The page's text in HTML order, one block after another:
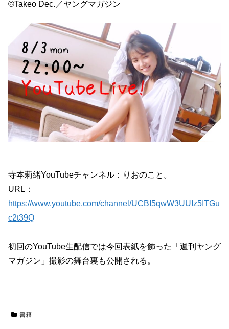
©Takeo Dec.／ヤングマガジン
寺本莉緒YouTubeチャンネル：りおのこと。
URL：
https://www.youtube.com/channel/UCBI5qwW3UUIz5ITGu
c2t39Q
初回のYouTube生配信では今回表紙を飾った「週刊ヤング
マガジン」撮影の舞台裏も公開される。
書籍